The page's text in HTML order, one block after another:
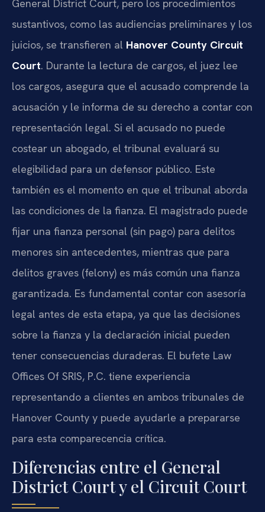
General District Court, pero los procedimientos
sustantivos, como las audiencias preliminares y los
juicios, se transfieren al Hanover County Circuit
Court. Durante la lectura de cargos, el juez lee
los cargos, asegura que el acusado comprende la
acusación y le informa de su derecho a contar con
representación legal. Si el acusado no puede
costear un abogado, el tribunal evaluará su
elegibilidad para un defensor público. Este
también es el momento en que el tribunal aborda
las condiciones de la fianza. El magistrado puede
fijar una fianza personal (sin pago) para delitos
menores sin antecedentes, mientras que para
delitos graves (felony) es más común una fianza
garantizada. Es fundamental contar con asesoría
legal antes de esta etapa, ya que las decisiones
sobre la fianza y la declaración inicial pueden
tener consecuencias duraderas. El bufete Law
Offices Of SRIS, P.C. tiene experiencia
representando a clientes en ambos tribunales de
Hanover County y puede ayudarle a prepararse
para esta comparecencia crítica.
Diferencias entre el General
District Court y el Circuit Court